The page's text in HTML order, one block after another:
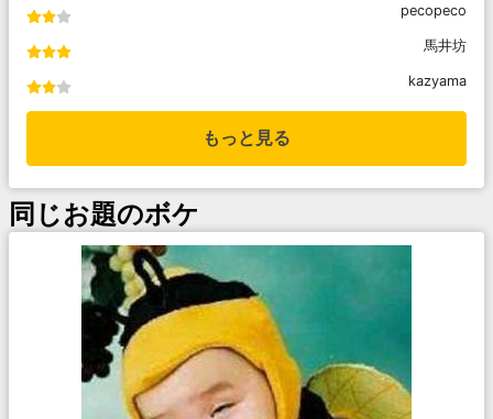
pecopeco
馬井坊
kazyama
もっと見る
同じお題のボケ